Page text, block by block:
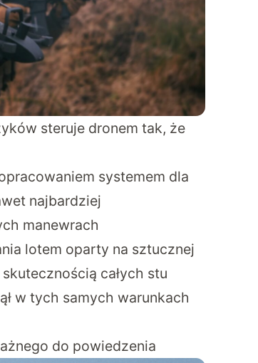
steruje dronem tak, że
systemem dla
najbardziej
manewrach
lotem oparty na sztucznej
całych stu
w tych samych warunkach
do powiedzenia